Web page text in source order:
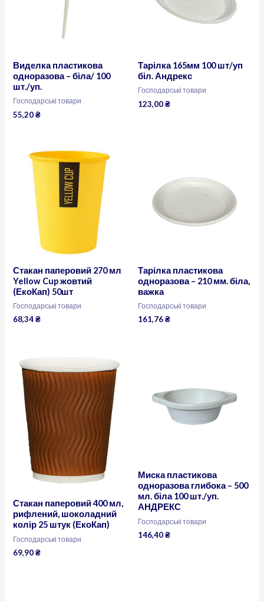
Виделка пластикова
одноразова – біла/ 100
шт./уп.
Господарські товари
55,20₴
Тарілка 165мм 100 шт/уп
біл. Андрекс
Господарські товари
123,00₴
Стакан паперовий 270 мл
Yellow Cup жовтий
(ЕкоКап) 50шт
Господарські товари
68,34₴
Тарілка пластикова
одноразова – 210 мм. біла,
важка
Господарські товари
161,76₴
Стакан паперовий 400 мл,
рифлений, шоколадний
колір 25 штук (ЕкоКап)
Господарські товари
69,90₴
Миска пластикова
одноразова глибока – 500
мл. біла 100 шт./уп.
АНДРЕКС
Господарські товари
146,40₴